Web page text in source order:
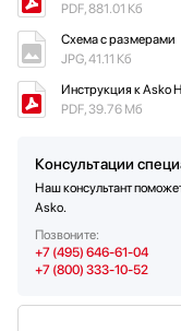
PDF, 881.01 Кб
Схема с размерами
JPG, 41.11 Кб
Инструкция к Asko
PDF, 39.76 Мб
Консультации
Наш консультант
Asko.
Позвоните:
+7 (495) 646-61-04
+7 (800) 333-10-52